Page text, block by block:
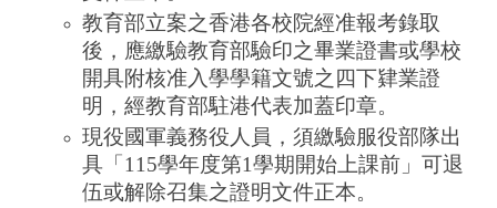
教育部立案之香港各校院經准報考錄取
後，應繳驗教育部驗印之畢業證書或學校
開具附核准入學學籍文號之四下肄業證
明，經教育部駐港代表加蓋印章。
現役國軍義務役人員，須繳驗服役部隊出
具「115學年度第1學期開始上課前」可退
伍或解除召集之證明文件正本。